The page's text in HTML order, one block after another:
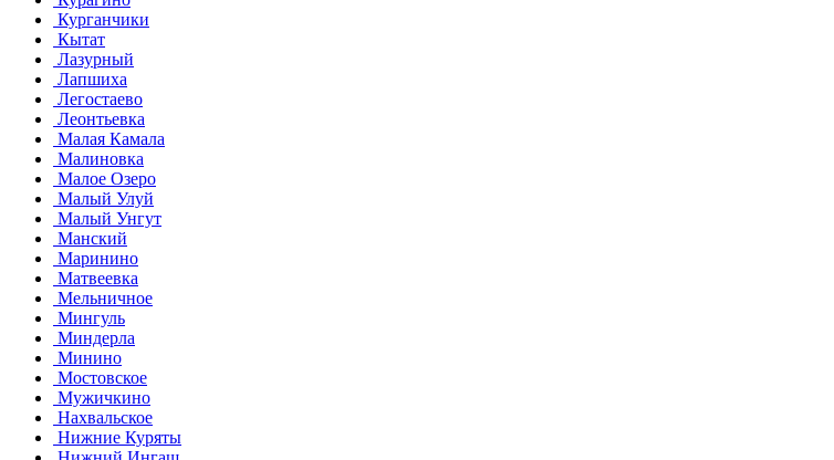
Курганчики
Кытат
Лазурный
Лапшиха
Легостаево
Леонтьевка
Малая Камала
Малиновка
Малое Озеро
Малый Улуй
Малый Унгут
Манский
Маринино
Матвеевка
Мельничное
Мингуль
Миндерла
Минино
Мостовское
Мужичкино
Нахвальское
Нижние Куряты